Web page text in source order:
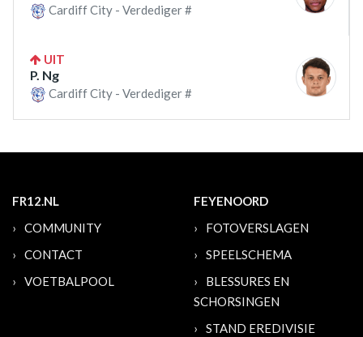
Cardiff City - Verdediger #
UIT
P. Ng
Cardiff City - Verdediger #
FR12.NL
COMMUNITY
CONTACT
VOETBALPOOL
FEYENOORD
FOTOVERSLAGEN
SPEELSCHEMA
BLESSURES EN
SCHORSINGEN
STAND EREDIVISIE